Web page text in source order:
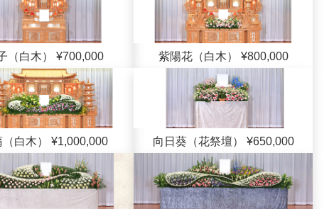
（白木） ¥700,000 紫陽花（白木） ¥800,000
（白木） ¥1,000,000 向日葵（花祭壇） ¥650,000